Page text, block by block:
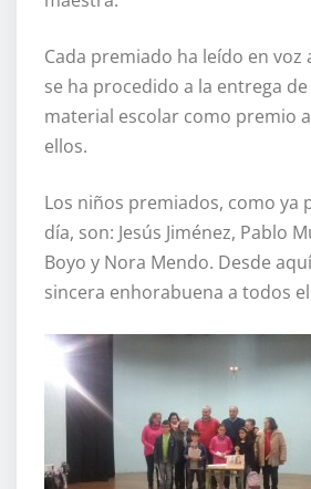
Cada premiado ha leído en voz
se ha procedido a la entrega
material escolar como premio
ellos.
Los niños premiados, como ya
día, son: Jesús Jiménez, Pablo
Boyo y Nora Mendo. Desde
sincera enhorabuena a todos